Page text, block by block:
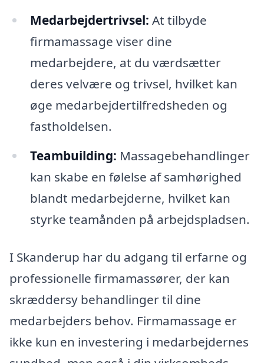
Medarbejdertrivsel: At tilbyde
firmamassage viser dine
medarbejdere, at du værdsætter
deres velvære og trivsel, hvilket kan
øge medarbejdertilfredsheden og
fastholdelsen.
Teambuilding: Massagebehandlinger
kan skabe en følelse af samhørighed
blandt medarbejderne, hvilket kan
styrke teamånden på arbejdspladsen.
I Skanderup har du adgang til erfarne og
professionelle firmamassører, der kan
skræddersy behandlinger til dine
medarbejders behov. Firmamassage er
ikke kun en investering i medarbejdernes